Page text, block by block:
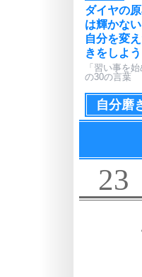
ダイヤの
は輝かない
自分を変
きをしよう
「習い事を
の30の言葉
自分磨
23